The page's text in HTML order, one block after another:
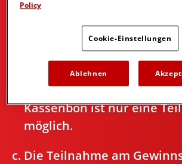
www.raffaello-
das Anmeldeformular
und dieses mittels des
teilnehmen“ an Ferrero
Kassenbon ist nur eine
möglich.
Die Teilnahme am
Policy
Cookie-Einstellungen
Ablehnen